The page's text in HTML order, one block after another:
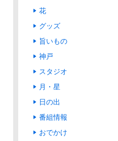
花
グッズ
旨いもの
神戸
スタジオ
月・星
日の出
番組情報
おでかけ